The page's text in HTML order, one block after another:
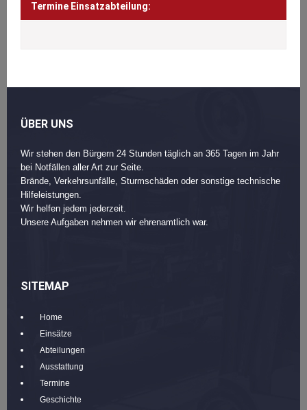
Termine Einsatzabteilung:
ÜBER UNS
Wir stehen den Bürgern 24 Stunden täglich an 365 Tagen im Jahr
bei Notfällen aller Art zur Seite.
Brände, Verkehrsunfälle, Sturmschäden oder sonstige technische
Hilfeleistungen.
Wir helfen jedem jederzeit.
Unsere Aufgaben nehmen wir ehrenamtlich war.
SITEMAP
Home
Einsätze
Abteilungen
Ausstattung
Termine
Geschichte